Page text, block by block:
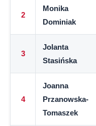
2
Monika
Dominiak
3
Jolanta
Stasińska
4
Joanna
Przanowska-
Tomaszek